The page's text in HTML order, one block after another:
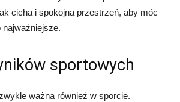
cicha i spokojna przestrzeń, aby móc
sportowych
ważna również w sporcie.